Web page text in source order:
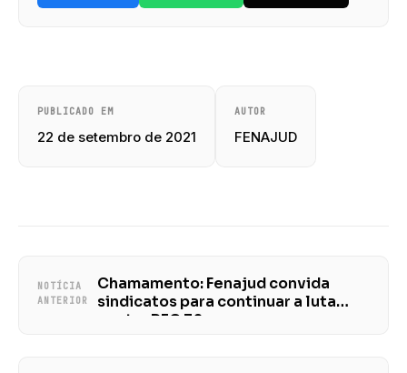
PUBLICADO EM
22 de setembro de 2021
AUTOR
FENAJUD
NOTÍCIA
ANTERIOR
Chamamento: Fenajud convida
sindicatos para continuar a luta
contra PEC 32